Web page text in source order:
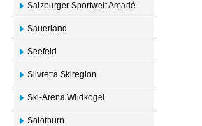
Salzburger Sportwelt Amadé
Sauerland
Seefeld
Silvretta Skiregion
Ski-Arena Wildkogel
Solothurn